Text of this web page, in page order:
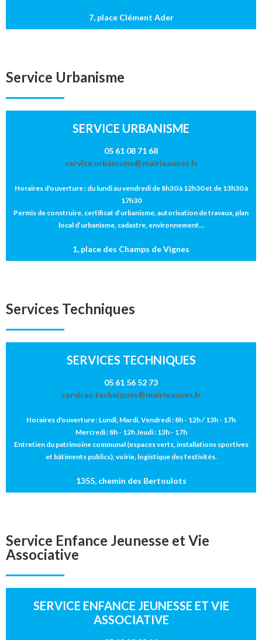
7, place Clément Ader
Service Urbanisme
SERVICE URBANISME
05 61 08 71 68
service.urbanisme@mairieaunes.fr
Horaires d'ouverture : du lundi au vendredi de 8h30 à 12h30 et de 13h30 à
17h30
Permis de construire, certificat d’urbanisme, autorisation de travaux, plan
local d’urbanisme, cadastre, environnement…
1, place des Champs de Vignes
Services Techniques
SERVICES TECHNIQUES
05 61 56 52 73
services.techniques@mairieaunes.fr
Horaires d'ouverture : Lundi, Mardi, Vendredi : 8h - 12h / 13h - 17h
Mercredi : 8h - 12h Jeudi : 13h - 17h
Entretien du patrimoine communal (espaces verts, installations sportives
et bâtiments publics), voirie, logistique des festivités.
1355, chemin des Bertoulots
Service Enfance Jeunesse et Vie
Associative
SERVICE ENFANCE JEUNESSE ET VIE
ASSOCIATIVE